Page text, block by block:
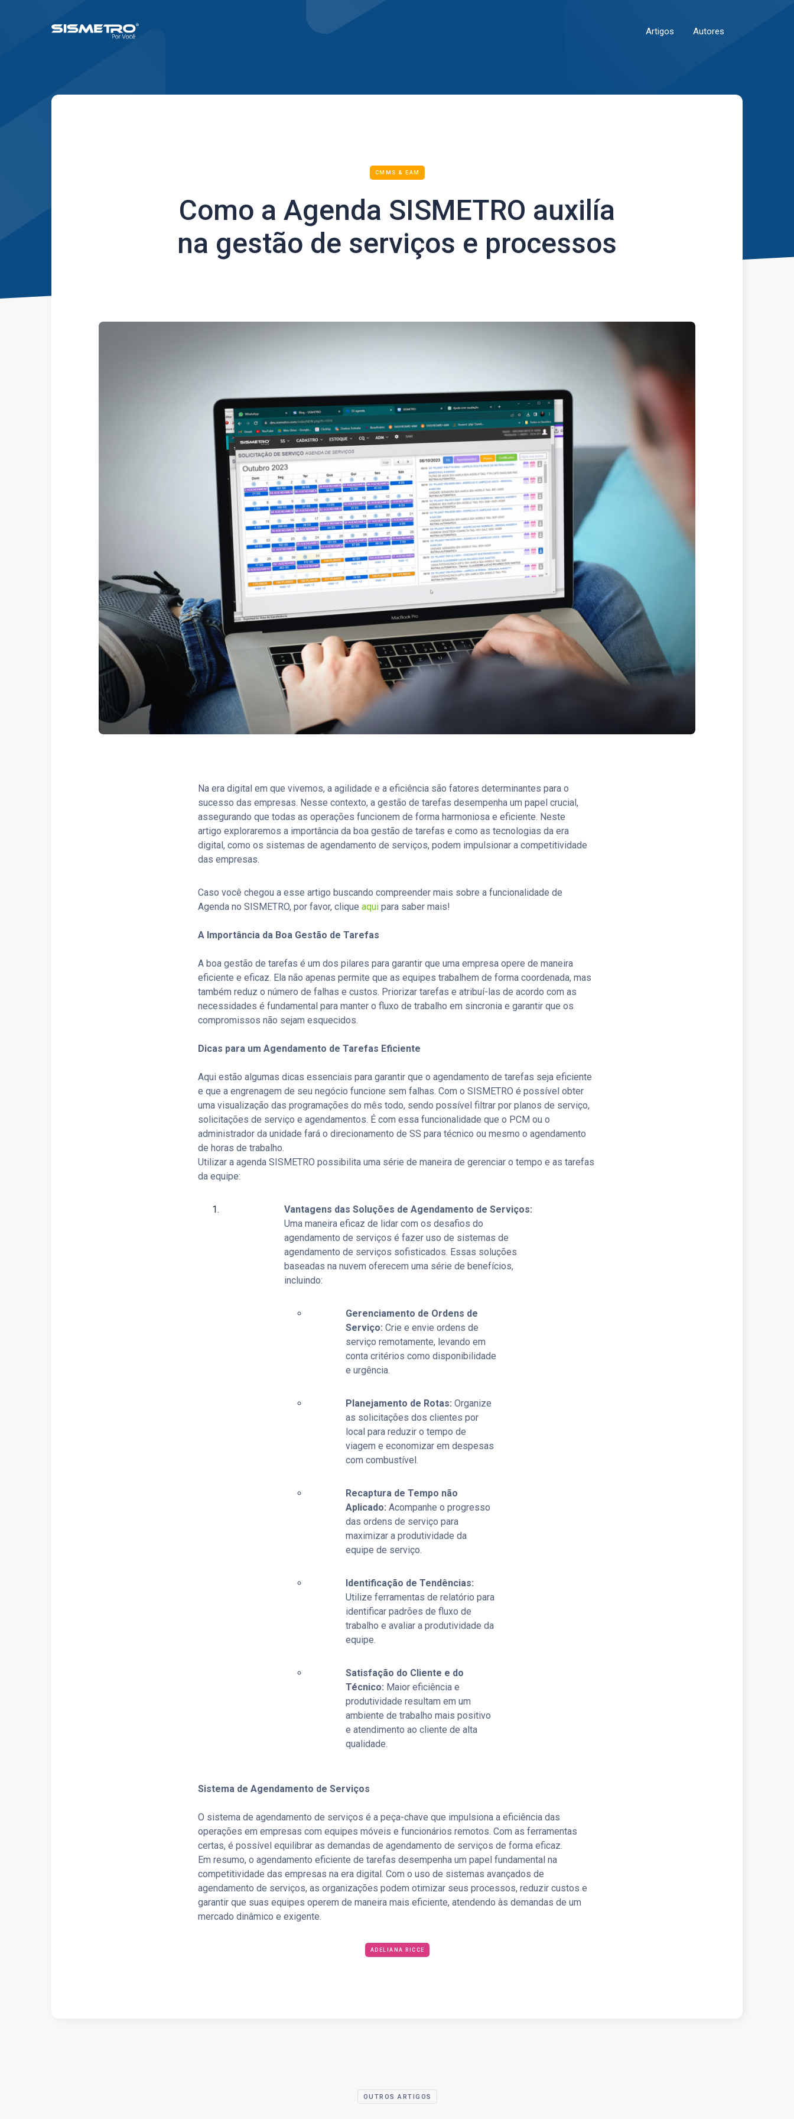
Artigos Autores
CMMS & EAM
Como a Agenda SISMETRO auxilía
na gestão de serviços e processos
Na era digital em que vivemos, a agilidade e a eficiência são fatores determinantes para o
sucesso das empresas. Nesse contexto, a gestão de tarefas desempenha um papel crucial,
assegurando que todas as operações funcionem de forma harmoniosa e eficiente. Neste
artigo exploraremos a importância da boa gestão de tarefas e como as tecnologias da era
digital, como os sistemas de agendamento de serviços, podem impulsionar a competitividade
das empresas.
Caso você chegou a esse artigo buscando compreender mais sobre a funcionalidade de
Agenda no SISMETRO, por favor, cliqueaqui para saber mais!
A Importância da Boa Gestão de Tarefas
A boa gestão de tarefas é um dos pilares para garantir que uma empresa opere de maneira
eficiente e eficaz. Ela não apenas permite que as equipes trabalhem de forma coordenada, mas
também reduz o número de falhas e custos. Priorizar tarefas e atribuí-las de acordo com as
necessidades é fundamental para manter o fluxo de trabalho em sincronia e garantir que os
compromissos não sejam esquecidos.
Dicas para um Agendamento de Tarefas Eficiente
Aqui estão algumas dicas essenciais para garantir que o agendamento de tarefas seja eficiente
e que a engrenagem de seu negócio funcione sem falhas. Com o SISMETRO é possível obter
uma visualização das programações do mês todo, sendo possível filtrar por planos de serviço,
solicitações de serviço e agendamentos. É com essa funcionalidade que o PCM ou o
administrador da unidade fará o direcionamento de SS para técnico ou mesmo o agendamento
de horas de trabalho.
Utilizar a agenda SISMETRO possibilita uma série de maneira de gerenciar o tempo e as tarefas
da equipe:
Vantagens das Soluções de Agendamento de Serviços:
Uma maneira eficaz de lidar com os desafios do
agendamento de serviços é fazer uso de sistemas de
agendamento de serviços sofisticados. Essas soluções
baseadas na nuvem oferecem uma série de benefícios,
incluindo:
Gerenciamento de Ordens de
Serviço: Crie e envie ordens de
serviço remotamente, levando em
conta critérios como disponibilidade
e urgência.
Planejamento de Rotas: Organize
as solicitações dos clientes por
local para reduzir o tempo de
viagem e economizar em despesas
com combustível.
Recaptura de Tempo não
Aplicado: Acompanhe o progresso
das ordens de serviço para
maximizar a produtividade da
equipe de serviço.
Identificação de Tendências:
Utilize ferramentas de relatório para
identificar padrões de fluxo de
trabalho e avaliar a produtividade da
equipe.
Satisfação do Cliente e do
Técnico: Maior eficiência e
produtividade resultam em um
ambiente de trabalho mais positivo
e atendimento ao cliente de alta
qualidade.
Sistema de Agendamento de Serviços
O sistema de agendamento de serviços é a peça-chave que impulsiona a eficiência das
operações em empresas com equipes móveis e funcionários remotos. Com as ferramentas
certas, é possível equilibrar as demandas de agendamento de serviços de forma eficaz.
Em resumo, o agendamento eficiente de tarefas desempenha um papel fundamental na
competitividade das empresas na era digital. Com o uso de sistemas avançados de
agendamento de serviços, as organizações podem otimizar seus processos, reduzir custos e
garantir que suas equipes operem de maneira mais eficiente, atendendo às demandas de um
mercado dinâmico e exigente.
ADELIANA RICCE
OUTROS ARTIGOS